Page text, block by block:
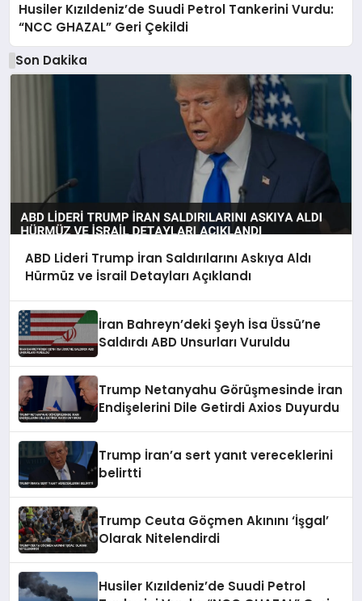
Husiler Kızıldeniz’de Suudi Petrol Tankerini Vurdu:
“NCC GHAZAL” Geri Çekildi
Son Dakika
ABD Lideri Trump İran Saldırılarını Askıya Aldı
Hürmüz ve İsrail Detayları Açıklandı
İran Bahreyn’deki Şeyh İsa Üssü’ne
Saldırdı ABD Unsurları Vuruldu
Trump Netanyahu Görüşmesinde İran
Endişelerini Dile Getirdi Axios Duyurdu
Trump İran’a sert yanıt vereceklerini
belirtti
Trump Ceuta Göçmen Akınını ‘İşgal’
Olarak Nitelendirdi
Husiler Kızıldeniz’de Suudi Petrol